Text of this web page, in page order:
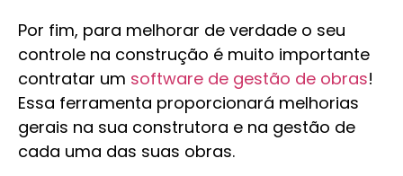
Por fim, para melhorar de verdade o seu
controle na construção é muito importante
contratar um software de gestão de obras!
Essa ferramenta proporcionará melhorias
gerais na sua construtora e na gestão de
cada uma das suas obras.